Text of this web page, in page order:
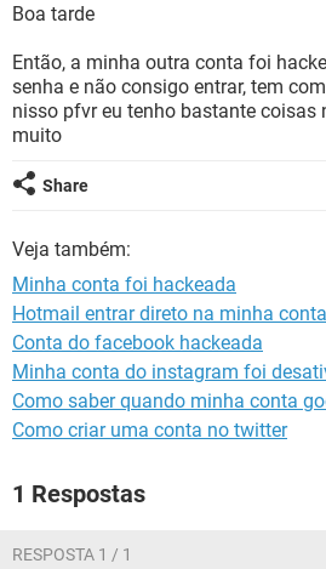
OUTLOOK
INSTAGRAM
GUIA DE COMPRAS
OUTLOOK
INSTAGRAM
GUIA DE COMPRAS
Boa tarde
Então, a minha outra conta foi
senha e não consigo entrar, tem
nisso pfvr eu tenho bastante coisas
muito
Share
Veja também:
Minha conta foi hackeada
Hotmail entrar direto na minha
Conta do facebook hackeada
Minha conta do instagram foi
Como saber quando minha conta
Como criar uma conta no twitter
1 Respostas
RESPOSTA 1 / 1